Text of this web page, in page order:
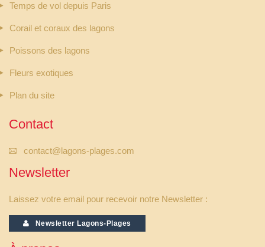
Temps de vol depuis Paris
Corail et coraux des lagons
Poissons des lagons
Fleurs exotiques
Plan du site
Contact
contact@lagons-plages.com
Newsletter
Laissez votre email pour recevoir notre Newsletter :
Newsletter Lagons-Plages